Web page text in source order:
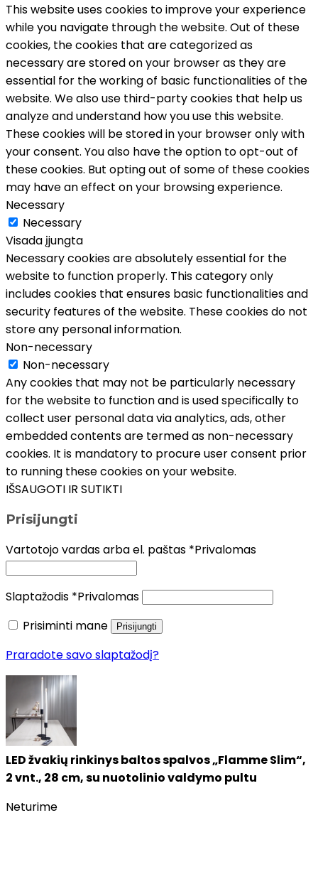
This website uses cookies to improve your experience
while you navigate through the website. Out of these
cookies, the cookies that are categorized as
necessary are stored on your browser as they are
essential for the working of basic functionalities of the
website. We also use third-party cookies that help us
analyze and understand how you use this website.
These cookies will be stored in your browser only with
your consent. You also have the option to opt-out of
these cookies. But opting out of some of these cookies
may have an effect on your browsing experience.
Necessary
Necessary
Visada įjungta
Necessary cookies are absolutely essential for the
website to function properly. This category only
includes cookies that ensures basic functionalities and
security features of the website. These cookies do not
store any personal information.
Non-necessary
Non-necessary
Any cookies that may not be particularly necessary
for the website to function and is used specifically to
collect user personal data via analytics, ads, other
embedded contents are termed as non-necessary
cookies. It is mandatory to procure user consent prior
to running these cookies on your website.
IŠSAUGOTI IR SUTIKTI
Prisijungti
Vartotojo vardas arba el. paštas *Privalomas
Slaptažodis *Privalomas
Prisiminti mane
Prisijungti
Praradote savo slaptažodį?
LED žvakių rinkinys baltos spalvos „Flamme Slim“,
2 vnt., 28 cm, su nuotolinio valdymo pultu
Neturime